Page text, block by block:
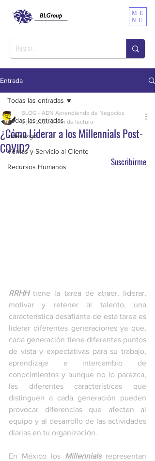
ME
NU
Entrada
Todas las entradas
Liderazgo
Ventas y Servicio al Cliente
Recursos Humanos
Todas las entradas
¿Cómo Liderar a los Millennials Post-
COVID?
BLOG - ADN Aprendiendo de Negocios
3 jun 2020 3 min de lectura
Suscribirme
RRHH tiene la tarea de atraer, liderar,
motivar y retener al talento, una
característica desafiante de esta tarea es
liderar diferentes generaciones ya que,
cada generación tiene diferentes puntos
de vista y expectativas para su trabajo,
aprendizaje e intercambio de
conocimientos y aunque no lo parezca,
las diferentes características que
distinguen a cada generación pueden
provocar diferencias que afecten al
equipo y al desarrollo de las actividades
diarias en tu organización.
En México los Millennials representan